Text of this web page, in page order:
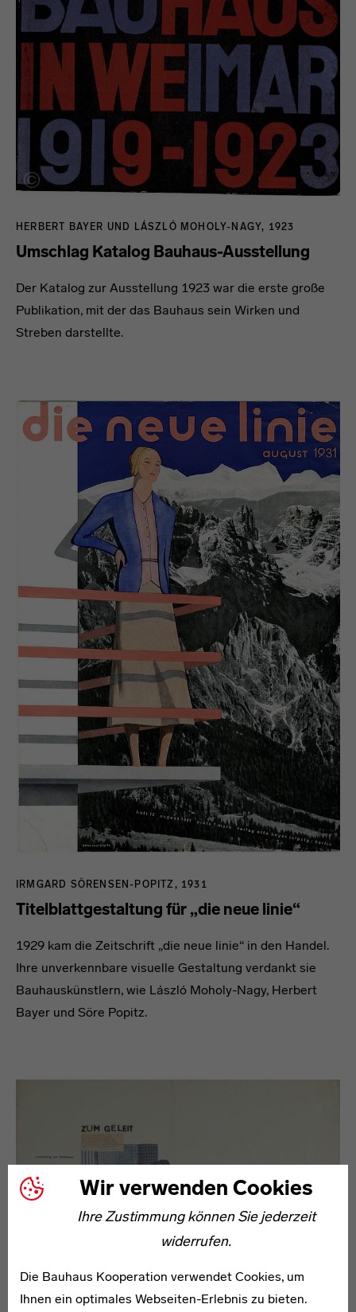
Wir verwenden Cookies
Ihre Zustimmung können Sie jederzeit
widerrufen.
Die Bauhaus Kooperation verwendet Cookies, um
Ihnen ein optimales Webseiten-Erlebnis zu bieten.
HERBERT BAYER UND LÁSZLÓ MOHOLY-NAGY, 1923
Umschlag Katalog Bauhaus-Ausstellung
Der Katalog zur Ausstellung 1923 war die erste große
Publikation, mit der das Bauhaus sein Wirken und
Streben darstellte.
IRMGARD SÖRENSEN-POPITZ, 1931
Titelblattgestaltung für „die neue linie“
1929 kam die Zeitschrift „die neue linie“ in den Handel.
Ihre unverkennbare visuelle Gestaltung verdankt sie
Bauhauskünstlern, wie László Moholy-Nagy, Herbert
Bayer und Söre Popitz.